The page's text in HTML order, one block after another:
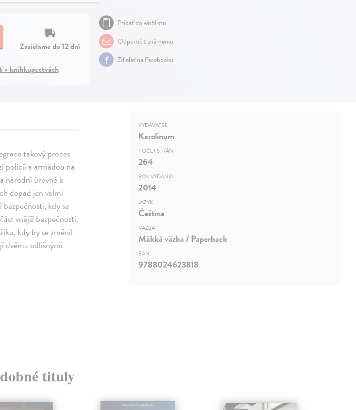
Zasielame do 12 dní
v kníhkupectvách
Pridať do wishlistu
Odporučiť známemu
Zdielať na Facebooku
takový proces
policií a armádou na
národní úrovně k
dopad jen velmi
kdy se
vnější bezpečnosti.
kdy by se změnil
dvěma odlišnými
VYDAVATEĽ
Karolinum
POČET STRÁN
264
ROK VYDANIA
2014
JAZYK
Čeština
VÄZBA
Mäkká väzba / Paperback
EAN
9788024623818
tituly